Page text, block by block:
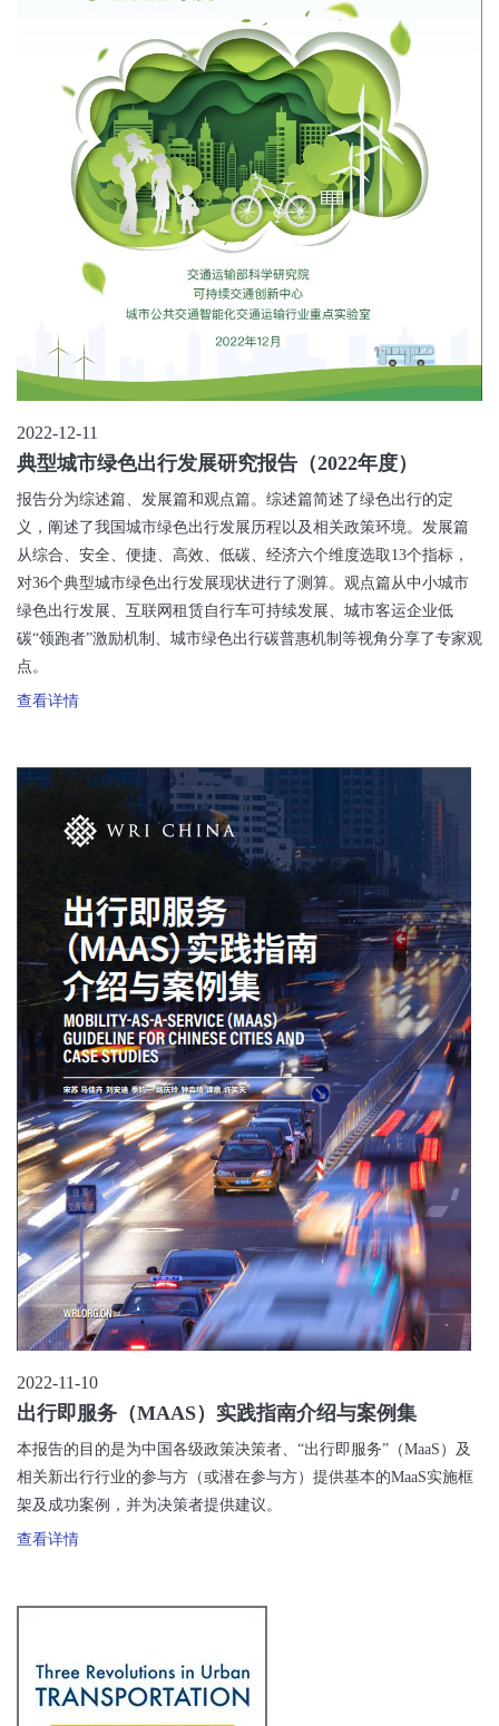
2022-12-11
典型城市绿色出行发展研究报告（2022年度）
报告分为综述篇、发展篇和观点篇。综述篇简述了绿色出行的定
义，阐述了我国城市绿色出行发展历程以及相关政策环境。发展篇
从综合、安全、便捷、高效、低碳、经济六个维度选取13个指标，
对36个典型城市绿色出行发展现状进行了测算。观点篇从中小城市
绿色出行发展、互联网租赁自行车可持续发展、城市客运企业低
碳“领跑者”激励机制、城市绿色出行碳普惠机制等视角分享了专家观
点。
查看详情
2022-11-10
出行即服务（MAAS）实践指南介绍与案例集
本报告的目的是为中国各级政策决策者、“出行即服务”（MaaS）及
相关新出行行业的参与方（或潜在参与方）提供基本的MaaS实施框
架及成功案例，并为决策者提供建议。
查看详情